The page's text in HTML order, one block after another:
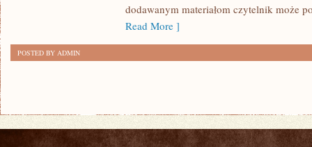
dodawanym materiałom czytelnik może
Read More ]
POSTED BY ADMIN